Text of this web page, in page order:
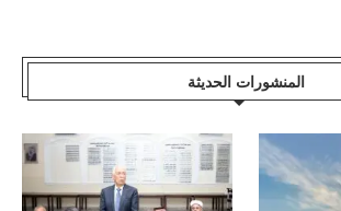
المنشورات الحديثة